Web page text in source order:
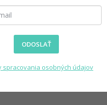
odrazov (bounce-outov)
rekreační aj súťažní
ODOSLAŤ
spracovania osobných údajov